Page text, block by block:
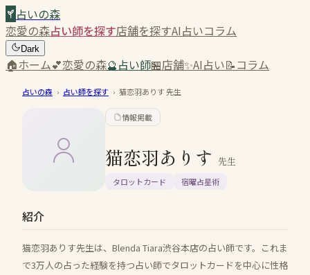
占いの森
恋愛の森占い師を探す店舗を探すAI占いコラム
Dark
🏠ホーム💕恋愛の森🔮占い師🏪店舗✨AI占い📝コラム
占いの森 › 占い師を探す › 猫恋羽ありす先生
情報掲載
猫恋羽ありす 先生
タロットカード 宿曜占星術
紹介
猫恋羽ありす先生は、Blenda Tiara渋谷本店の占い師です。これま
で3万人の占った経験を持つ占い師でタロットカードを中心に性格